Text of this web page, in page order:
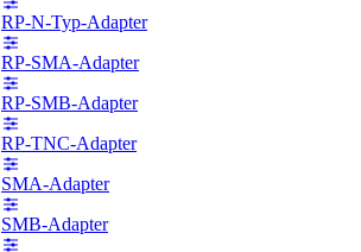
RP-N-Typ-Adapter
RP-SMA-Adapter
RP-SMB-Adapter
RP-TNC-Adapter
SMA-Adapter
SMB-Adapter